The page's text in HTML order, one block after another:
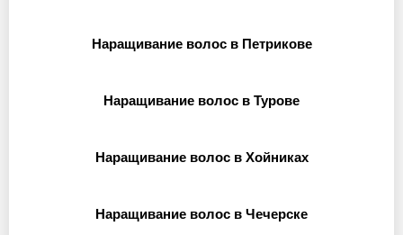
Наращивание волос в Петрикове
Наращивание волос в Турове
Наращивание волос в Хойниках
Наращивание волос в Чечерске